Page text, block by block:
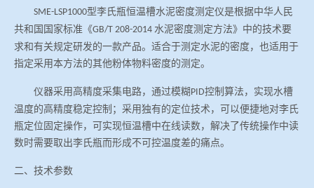
冶金石灰活性度测定仪
矿石、焦炭物理检测及制样设备
工业分析、测硫仪等
爱游戏平台-爱游戏（中国）一站式服务平台
SME-LSP1000型李氏瓶恒温槽水泥密度测定仪是根据中华人民
共和国国家标准《GB/T 208-2014 水泥密度测定方法》中的技术要
求和有关规定研发的一款产品。适合于测定水泥的密度，也适用于
指定采用本方法的其他粉体物料密度的测定。
仪器采用高精度采集电路，通过模糊 PID控制算法，实现水槽
温度的高精度稳定控制；采用独有的定位技术，可以便捷地对李氏
瓶定位固定操作，可实现恒温槽中在线读数，解决了传统操作中读
数时需要取出李氏瓶而形成不可控温度差的痛点。
二、 技术参数